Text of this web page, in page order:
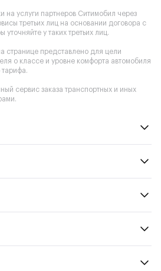
на услуги партнеров Ситимобил через
третьих лиц на основании договора с
уточняйте у таких третьих лиц.
странице представлено для цели
о классе и уровне комфорта автомобиля
сервис заказа транспортных и иных